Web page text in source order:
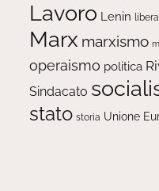
Lavoro Lenin
Marx marxismo
operaismo politica
Sindacato
stato storia Unione